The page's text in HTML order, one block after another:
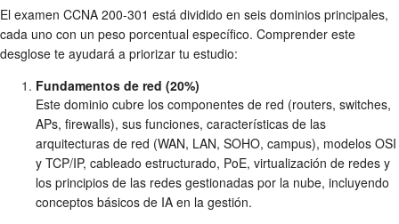
El examen CCNA 200-301 está dividido en seis dominios principales,
cada uno con un peso porcentual específico. Comprender este
desglose te ayudará a priorizar tu estudio:
Fundamentos de red (20%)
Este dominio cubre los componentes de red (routers, switches,
APs, firewalls), sus funciones, características de las
arquitecturas de red (WAN, LAN, SOHO, campus), modelos OSI
y TCP/IP, cableado estructurado, PoE, virtualización de redes y
los principios de las redes gestionadas por la nube, incluyendo
conceptos básicos de IA en la gestión.